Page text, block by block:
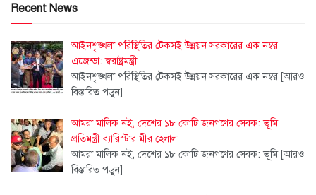
Recent News
আইনশৃঙ্খলা পরিস্থিতির টেকসই উন্নয়ন সরকারের এক নম্বর
এজেন্ডা: স্বরাষ্ট্রমন্ত্রী
আইনশৃঙ্খলা পরিস্থিতির টেকসই উন্নয়ন সরকারের এক নম্বর [আরও
বিস্তারিত পড়ুন]
আমরা মালিক নই, দেশের ১৮ কোটি জনগণের সেবক: ভূমি
প্রতিমন্ত্রী ব্যারিস্টার মীর হেলাল
আমরা মালিক নই, দেশের ১৮ কোটি জনগণের সেবক: ভূমি [আরও
বিস্তারিত পড়ুন]